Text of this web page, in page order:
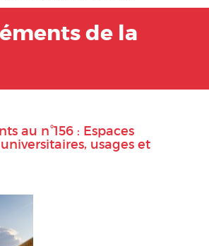
de la
au n°156 : Espaces
usages et